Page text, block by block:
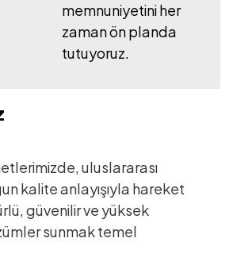
memnuniyetini her
zaman ön planda
tutuyoruz.
uluslararası
kalite anlayışıyla hareket
güvenilir ve yüksek
sunmak temel